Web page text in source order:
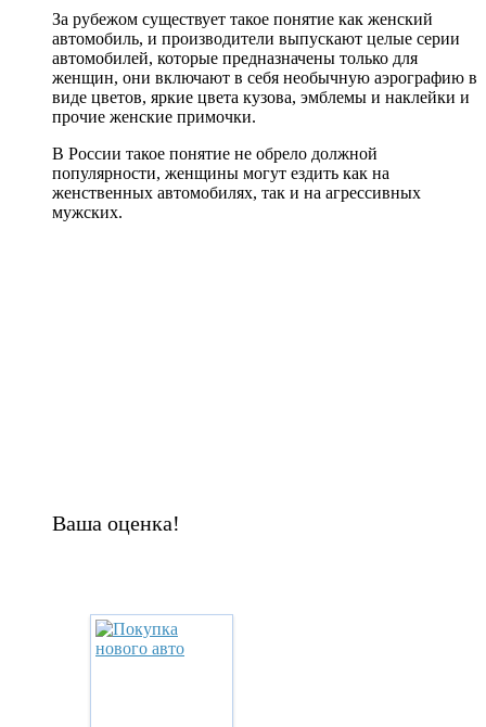
За рубежом существует такое понятие как женский
автомобиль, и производители выпускают целые серии
автомобилей, которые предназначены только для
женщин, они включают в себя необычную аэрографию в
виде цветов, яркие цвета кузова, эмблемы и наклейки и
прочие женские примочки.
В России такое понятие не обрело должной
популярности, женщины могут ездить как на
женственных автомобилях, так и на агрессивных
мужских.
Ваша оценка!